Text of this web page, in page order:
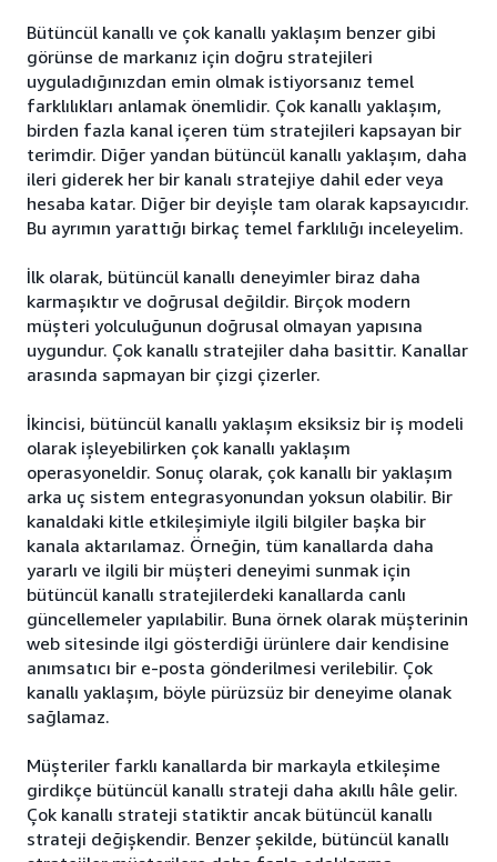
Bütüncül kanallı ve çok kanallı yaklaşım benzer gibi
görünse de markanız için doğru stratejileri
uyguladığınızdan emin olmak istiyorsanız temel
farklılıkları anlamak önemlidir. Çok kanallı yaklaşım,
birden fazla kanal içeren tüm stratejileri kapsayan bir
terimdir. Diğer yandan bütüncül kanallı yaklaşım, daha
ileri giderek her bir kanalı stratejiye dahil eder veya
hesaba katar. Diğer bir deyişle tam olarak kapsayıcıdır.
Bu ayrımın yarattığı birkaç temel farklılığı inceleyelim.
İlk olarak, bütüncül kanallı deneyimler biraz daha
karmaşıktır ve doğrusal değildir. Birçok modern
müşteri yolculuğunun doğrusal olmayan yapısına
uygundur. Çok kanallı stratejiler daha basittir. Kanallar
arasında sapmayan bir çizgi çizerler.
İkincisi, bütüncül kanallı yaklaşım eksiksiz bir iş modeli
olarak işleyebilirken çok kanallı yaklaşım
operasyoneldir. Sonuç olarak, çok kanallı bir yaklaşım
arka uç sistem entegrasyonundan yoksun olabilir. Bir
kanaldaki kitle etkileşimiyle ilgili bilgiler başka bir
kanala aktarılamaz. Örneğin, tüm kanallarda daha
yararlı ve ilgili bir müşteri deneyimi sunmak için
bütüncül kanallı stratejilerdeki kanallarda canlı
güncellemeler yapılabilir. Buna örnek olarak müşterinin
web sitesinde ilgi gösterdiği ürünlere dair kendisine
anımsatıcı bir e-posta gönderilmesi verilebilir. Çok
kanallı yaklaşım, böyle pürüzsüz bir deneyime olanak
sağlamaz.
Müşteriler farklı kanallarda bir markayla etkileşime
girdikçe bütüncül kanallı strateji daha akıllı hâle gelir.
Çok kanallı strateji statiktir ancak bütüncül kanallı
strateji değişkendir. Benzer şekilde, bütüncül kanallı